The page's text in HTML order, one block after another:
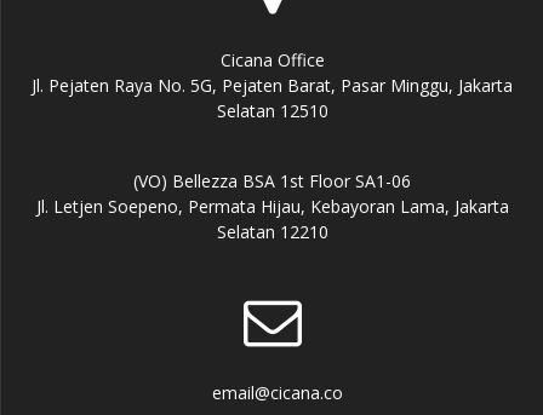
Cicana Office
Jl. Pejaten Raya No. 5G, Pejaten Barat, Pasar Minggu, Jakarta
Selatan 12510
(VO) Bellezza BSA 1st Floor SA1-06
Jl. Letjen Soepeno, Permata Hijau, Kebayoran Lama, Jakarta
Selatan 12210
email@cicana.co